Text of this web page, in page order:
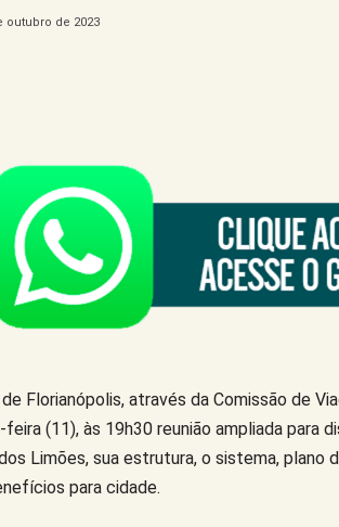
outubro de 2023
Florianópolis, através da Comissão de
(11), às 19h30 reunião ampliada para
Limões, sua estrutura, o sistema, plano
para cidade.